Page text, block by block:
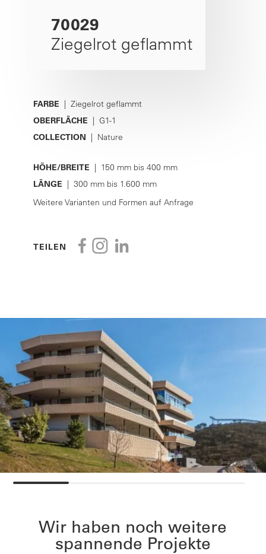
70029
Ziegelrot geflammt
FARBE | Ziegelrot geflammt
OBERFLÄCHE | G1-1
COLLECTION | Nature
HÖHE/BREITE | 150 mm bis 400 mm
LÄNGE | 300 mm bis 1.600 mm
Weitere Varianten und Formen auf Anfrage
TEILEN
Wir haben noch weitere
spannende Projekte